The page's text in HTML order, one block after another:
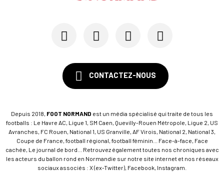
CONTACTEZ-NOUS
Depuis 2018, FOOT NORMAND est un média spécialisé qui traite de tous les
footballs : Le Havre AC, Ligue 1, SM Caen, Quevilly-Rouen Métropole, Ligue 2, US
Avranches, FC Rouen, National 1, US Granville, AF Virois, National 2, National 3,
Coupe de France, football régional, football féminin... Face-à-face, Face
cachée, Le journal de bord... Retrouvez également toutes nos chroniques avec
les acteurs du ballon rond en Normandie sur notre site internet et nos réseaux
sociaux associés : X (ex-Twitter), Facebook, Instagram.